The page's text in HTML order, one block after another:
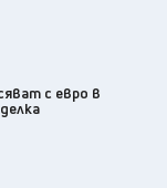
с евро в